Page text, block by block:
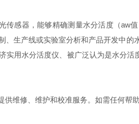
传感器 ，能够精确测量水分活度（aw
、生产线或实验室分析和产品开发中的
实用水分活度仪 、被广泛认为是水分活
供维修、维护和校准服务。如需任何帮